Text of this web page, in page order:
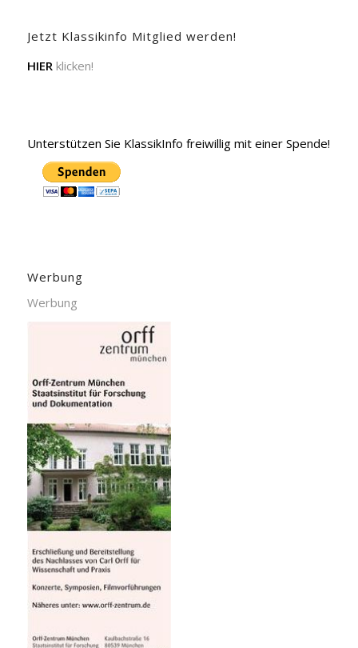
Jetzt Klassikinfo Mitglied werden!
HIER klicken!
Unterstützen Sie KlassikInfo freiwillig mit einer Spende!
Werbung
Werbung